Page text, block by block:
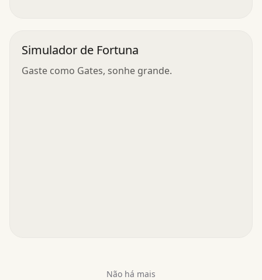
Simulador de Fortuna
Gaste como Gates, sonhe grande.
Não há mais